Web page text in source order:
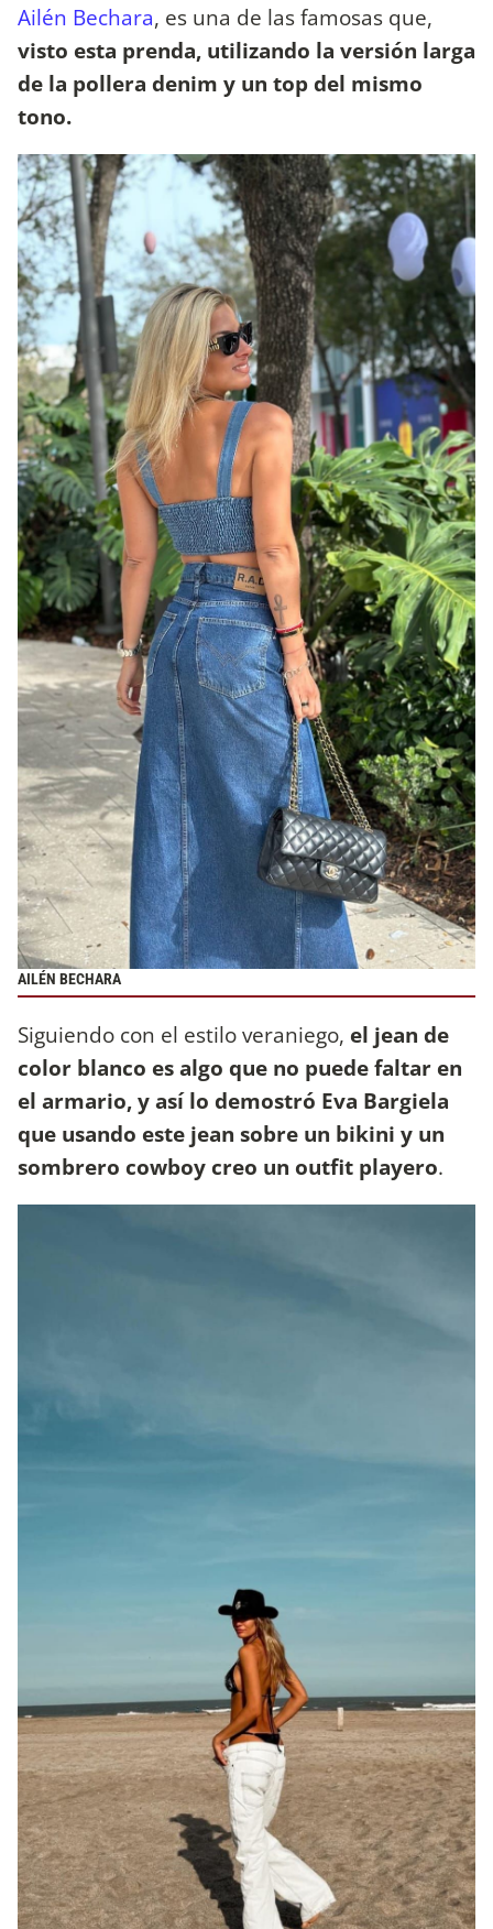
Ailén Bechara, es una de las famosas que,
visto esta prenda, utilizando la versión larga
de la pollera denim y un top del mismo
tono.
AILÉN BECHARA
Siguiendo con el estilo veraniego, el jean de
color blanco es algo que no puede faltar en
el armario, y así lo demostró Eva Bargiela
que usando este jean sobre un bikini y un
sombrero cowboy creo un outfit playero.